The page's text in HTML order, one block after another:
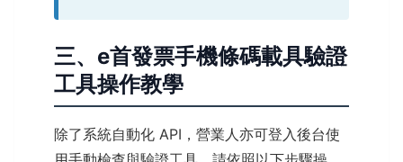
三、e首發票手機條碼載具驗證
工具操作教學
除了系統自動化 API，營業人亦可登入後台使